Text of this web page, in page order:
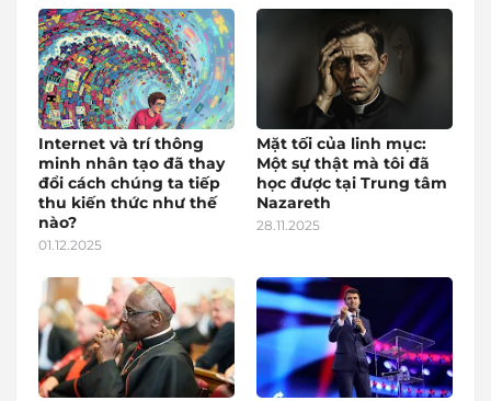
Internet và trí thông
minh nhân tạo đã thay
đổi cách chúng ta tiếp
thu kiến thức như thế
nào?
01.12.2025
Mặt tối của linh mục:
Một sự thật mà tôi đã
học được tại Trung tâm
Nazareth
28.11.2025